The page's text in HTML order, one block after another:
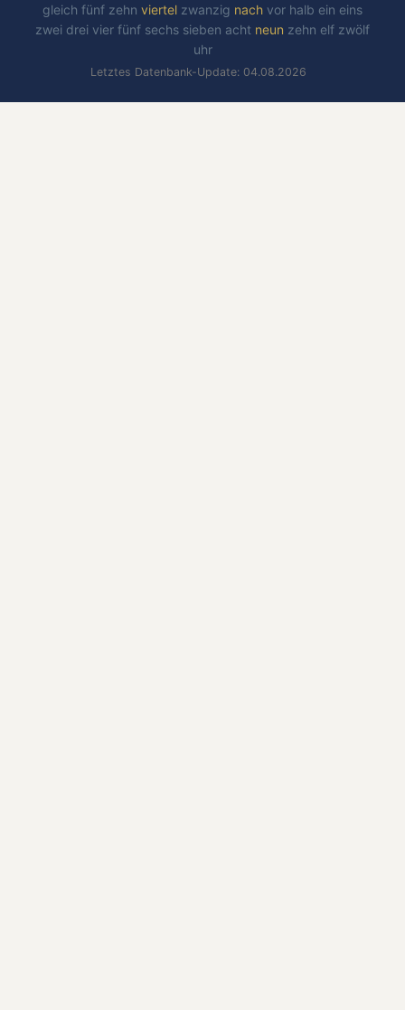
gleich fünf zehn viertel zwanzig nach vor halb ein eins
zwei drei vier fünf sechs sieben acht neun zehn elf zwölf
uhr
Letztes Datenbank-Update: 04.08.2026